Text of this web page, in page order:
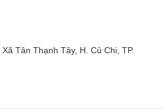
Tân Thạnh Tây, H. Củ Chi, TP.